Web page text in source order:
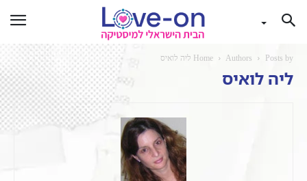
Home Authors Posts by ליה לואיס
ליה לואיס